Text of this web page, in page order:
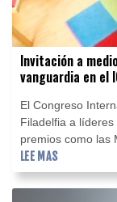
Invitación a
vanguardia en el
El Congreso
Filadelfia a
premios como las
vanguardia y
LEE MAS